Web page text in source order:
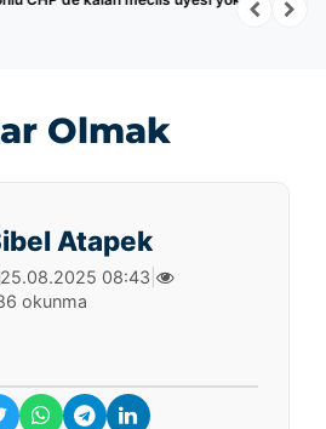
Olmak
Atapek
25.08.2025 08:43
okunma